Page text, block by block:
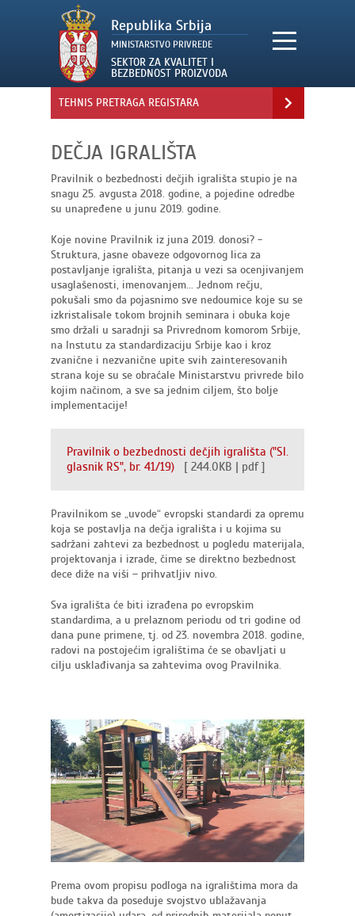
TEHNIS PRETRAGA REGISTARA
DEČJA IGRALIŠTA
Pravilnik o bezbednosti dečjih igrališta stupio je na
snagu 25. avgusta 2018. godine, a pojedine odredbe
su unapređene u junu 2019. godine.
Koje novine Pravilnik iz juna 2019. donosi? -
Struktura, jasne obaveze odgovornog lica za
postavljanje igrališta, pitanja u vezi sa ocenjivanjem
usaglašenosti, imenovanjem... Jednom rečju,
pokušali smo da pojasnimo sve nedoumice koje su se
izkristalisale tokom brojnih seminara i obuka koje
smo držali u saradnji sa Privrednom komorom Srbije,
na Instutu za standardizaciju Srbije kao i kroz
zvanične i nezvanične upite svih zainteresovanih
strana koje su se obraćale Ministarstvu privrede bilo
kojim načinom, a sve sa jednim ciljem, što bolje
implementacije!
Pravilnik o bezbednosti dečjih igrališta ("Sl.
glasnik RS", br. 41/19) [ 244.0KB | pdf ]
Pravilnikom se „uvode“ evropski standardi za opremu
koja se postavlja na dečja igrališta i u kojima su
sadržani zahtevi za bezbednost u pogledu materijala,
projektovanja i izrade, čime se direktno bezbednost
dece diže na viši – prihvatljiv nivo.
Sva igrališta će biti izrađena po evropskim
standardima, a u prelaznom periodu od tri godine od
dana pune primene, tj. od 23. novembra 2018. godine,
radovi na postojećim igralištima će se obavljati u
cilju usklađivanja sa zahtevima ovog Pravilnika.
Prema ovom propisu podloga na igralištima mora da
bude takva da poseduje svojstvo ublažavanja